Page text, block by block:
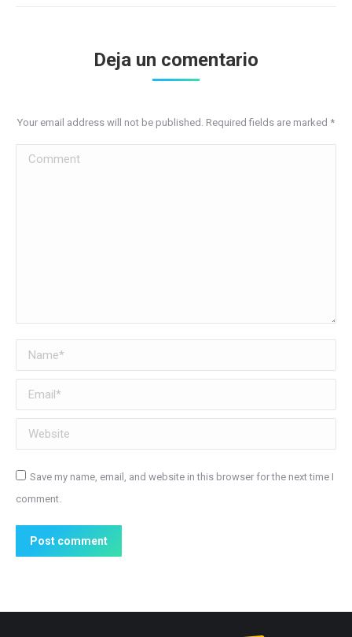
Deja un comentario
Your email address will not be published. Required fields are marked *
Comment
Name *
Email *
Website
Save my name, email, and website in this browser for the next time I
comment.
Post comment